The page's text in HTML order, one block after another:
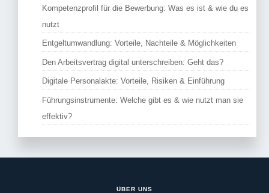
Kompetenzprofil für die Bewerbung: Was es ist & wie du es
nutzt
Entgeltumwandlung: Vorteile, Nachteile & Möglichkeiten
Den Arbeitsvertrag digital unterschreiben: Geht das?
Digitale Personalakte: Vorteile, Risiken & Einführung
Führungsinstrumente: Welche gibt es & wie nutzt man sie
effektiv?
ÜBER UNS